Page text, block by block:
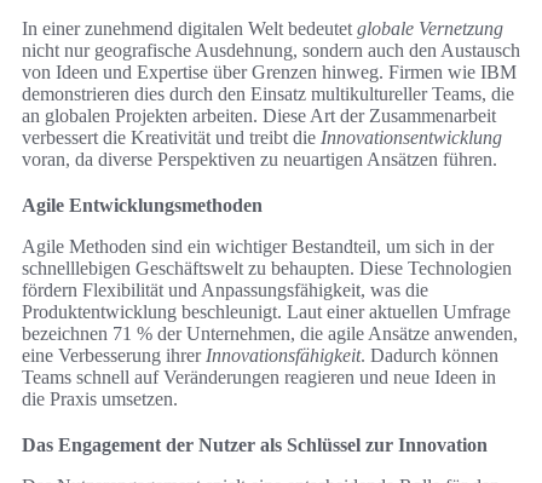
In einer zunehmend digitalen Welt bedeutet globale Vernetzung
nicht nur geografische Ausdehnung, sondern auch den Austausch
von Ideen und Expertise über Grenzen hinweg. Firmen wie IBM
demonstrieren dies durch den Einsatz multikultureller Teams, die
an globalen Projekten arbeiten. Diese Art der Zusammenarbeit
verbessert die Kreativität und treibt die Innovationsentwicklung
voran, da diverse Perspektiven zu neuartigen Ansätzen führen.
Agile Entwicklungsmethoden
Agile Methoden sind ein wichtiger Bestandteil, um sich in der
schnelllebigen Geschäftswelt zu behaupten. Diese Technologien
fördern Flexibilität und Anpassungsfähigkeit, was die
Produktentwicklung beschleunigt. Laut einer aktuellen Umfrage
bezeichnen 71 % der Unternehmen, die agile Ansätze anwenden,
eine Verbesserung ihrer Innovationsfähigkeit. Dadurch können
Teams schnell auf Veränderungen reagieren und neue Ideen in
die Praxis umsetzen.
Das Engagement der Nutzer als Schlüssel zur Innovation